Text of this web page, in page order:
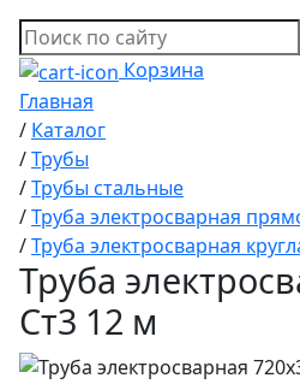
Корзина
Главная
/ Каталог
/Трубы
/Трубы стальные
/Труба электросварная
/Труба электросварная
Труба
Ст3 12 м